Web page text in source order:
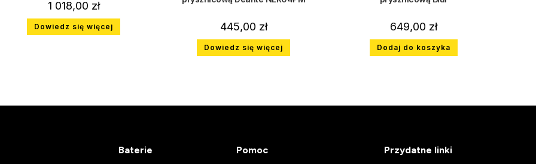
1 018,00 zł
Dowiedz się więcej 445,00 zł
Dowiedz się więcej
649,00 zł
Dodaj do koszyka
Baterie Pomoc Przydatne linki